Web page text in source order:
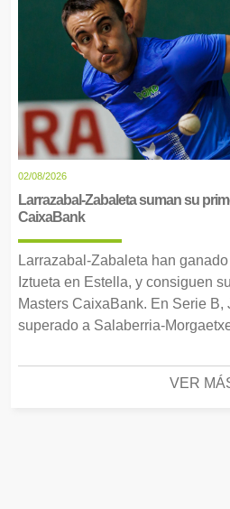
02/08/2026
Larrazabal-Zabaleta suman su
CaixaBank
Larrazabal-Zabaleta han
Iztueta en Estella, y consiguen
Masters CaixaBank. En Serie B,
superado a Salaberria-
VER